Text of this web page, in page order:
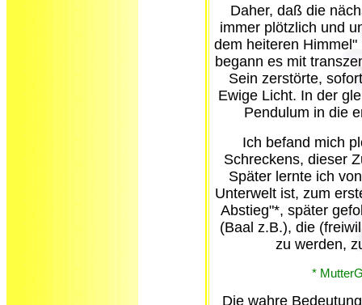
Daher, daß die
immer plötzlich und
dem heiteren
begann es mit
Sein zerstörte,
Ewige Licht. In der
Pendulum in die
Ich befand mich
Schreckens, dieser
Später lernte ich
Unterwelt ist, zum
Abstieg"*, später
(Baal z.B.), die
zu werden,
*
Die wahre